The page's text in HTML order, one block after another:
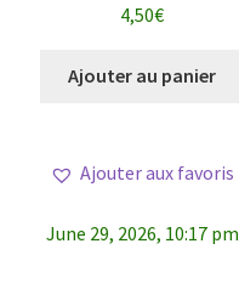
sur 5
4,50€
Ajouter au panier
Ajouter aux favoris
June 29, 2026, 10:17 pm